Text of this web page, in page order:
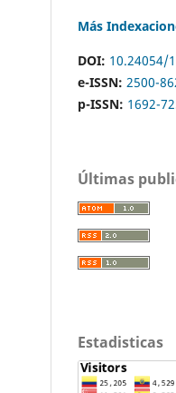
Más
DOI: 10.24054/
e-ISSN: 2500-
p-ISSN: 1692-
Últimas
Estadisticas